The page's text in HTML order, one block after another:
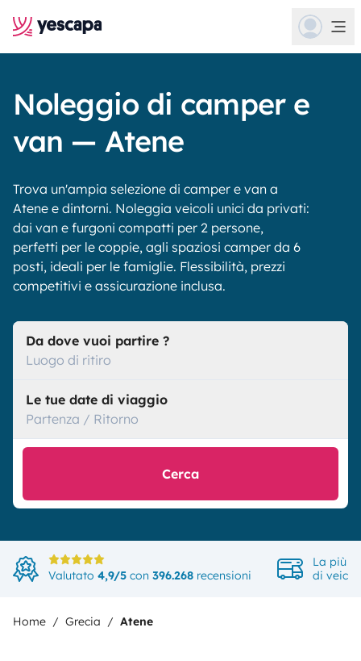
Noleggio di camper e
van — Atene
Trova un'ampia selezione di camper e van a
Atene e dintorni. Noleggia veicoli unici da privati:
dai van e furgoni compatti per 2 persone,
perfetti per le coppie, agli spaziosi camper da 6
posti, ideali per le famiglie. Flessibilità, prezzi
competitivi e assicurazione inclusa.
Da dove vuoi partire ?
Luogo di ritiro
Le tue date di viaggio
Partenza / Ritorno
Cerca
Valutato 4,9/5 con 396.268 recensioni
La più
di
Home Grecia Atene